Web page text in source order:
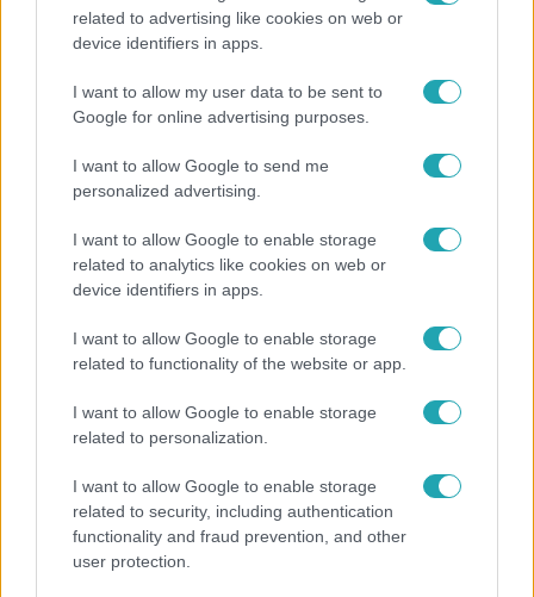
related to advertising like cookies on web or
device identifiers in apps.
I want to allow my user data to be sent to
Google for online advertising purposes.
I want to allow Google to send me
personalized advertising.
I want to allow Google to enable storage
related to analytics like cookies on web or
device identifiers in apps.
I want to allow Google to enable storage
related to functionality of the website or app.
I want to allow Google to enable storage
related to personalization.
I want to allow Google to enable storage
related to security, including authentication
functionality and fraud prevention, and other
user protection.
Népszerű
Reggeli
Átvonul a hidegfront az országon – így alakul a